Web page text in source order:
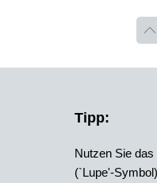
Tipp:
Nutzen Sie
(`Lupe'-